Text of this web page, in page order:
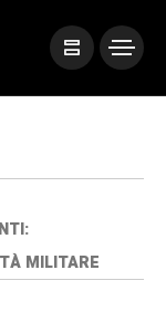
MILITARE